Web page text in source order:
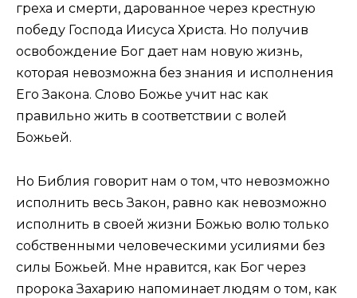
греха и смерти, дарованное через крестную
победу Господа Иисуса Христа. Но получив
освобождение Бог дает нам новую жизнь,
которая невозможна без знания и исполнения
Его Закона. Слово Божье учит нас как
правильно жить в соответствии с волей
Божьей.
Но Библия говорит нам о том, что невозможно
исполнить весь Закон, равно как невозможно
исполнить в своей жизни Божью волю только
собственными человеческими усилиями без
силы Божьей. Мне нравится, как Бог через
пророка Захарию напоминает людям о том, как